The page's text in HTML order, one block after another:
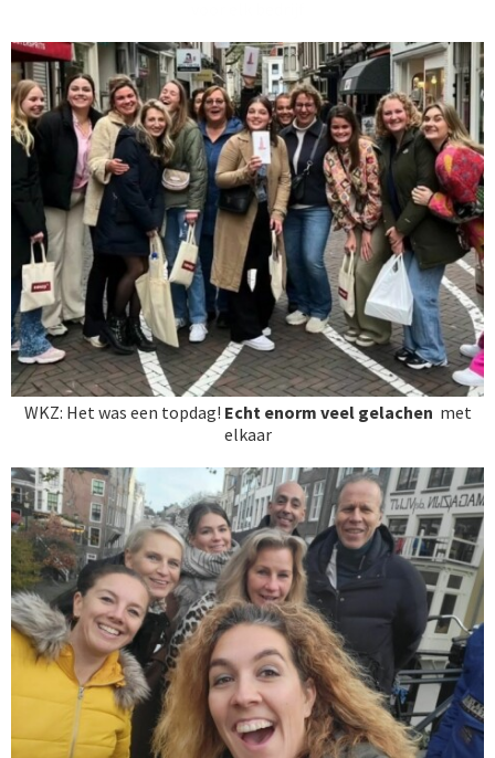
WKZ: Het was een topdag! Echt enorm veel gelachen met
elkaar